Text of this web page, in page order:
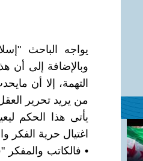
يواجه الباحث
وبالإضافة إلى أن
التهمة، إلا أن
من يريد تحرير
يأتى هذا الحكم
اغتيال حرية الفكر